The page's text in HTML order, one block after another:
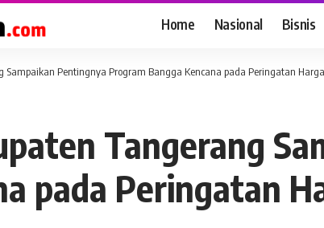
Home Nasional Bisnis
Sampaikan Pentingnya Program Bangga Kencana pada Peringatan
Tangerang
pada Peringatan